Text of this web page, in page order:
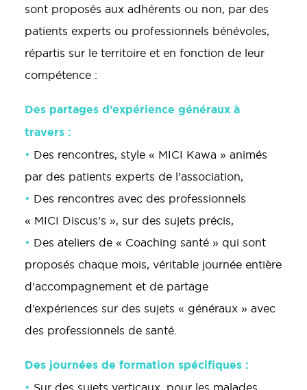
sont proposés aux adhérents ou non, par des
patients experts ou professionnels bénévoles,
répartis sur le territoire et en fonction de leur
compétence :
Des partages d’expérience généraux à
travers :
• Des rencontres, style « MICI Kawa » animés
par des patients experts de l’association,
• Des rencontres avec des professionnels
« MICI Discus’s », sur des sujets précis,
• Des ateliers de « Coaching santé » qui sont
proposés chaque mois, véritable journée entière
d’accompagnement et de partage
d’expériences sur des sujets « généraux » avec
des professionnels de santé.
Des journées de formation spécifiques :
• Sur des sujets verticaux, pour les malades,